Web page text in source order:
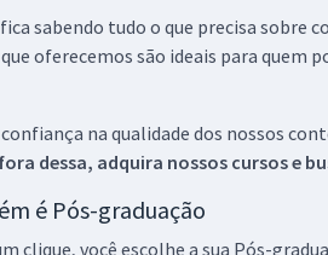
sabendo tudo o que precisa sobre
oferecemos são ideais para quem
na qualidade dos nossos
dessa, adquira nossos cursos e
é Pós-graduação
clique, você escolhe a sua Pós-